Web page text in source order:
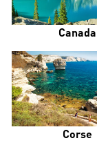
Canada
Corse